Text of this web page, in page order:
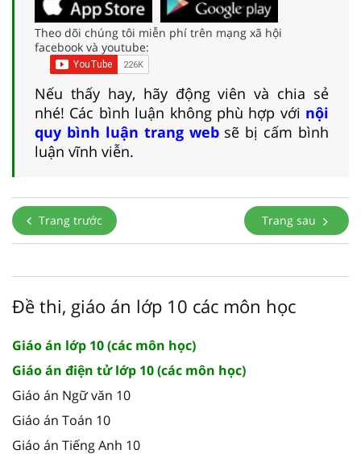
Theo dõi chúng tôi miễn phí trên mạng xã hội
facebook và youtube:
Nếu thấy hay, hãy động viên và chia sẻ
nhé! Các bình luận không phù hợp với nội
quy bình luận trang websẽ bị cấm bình
luận vĩnh viễn.
Trang trước Trang sau
Đề thi, giáo án lớp 10 các môn học
Giáo án lớp 10 (các môn học)
Giáo án điện tử lớp 10 (các môn học)
Giáo án Ngữ văn 10
Giáo án Toán 10
Giáo án Tiếng Anh 10